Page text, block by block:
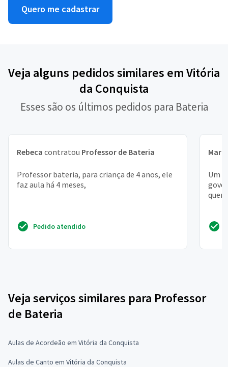
Quero me cadastrar
Veja alguns pedidos similares em Vitória
da Conquista
Esses são os últimos pedidos para Bateria
Rebeca contratou Professor de Bateria
Professor bateria, para criança de 4 anos, ele
faz aula há 4 meses,
Pedido atendido
Um
Veja serviços similares para Professor
de Bateria
Aulas de Acordeão em Vitória da Conquista
Aulas de Canto em Vitória da Conquista